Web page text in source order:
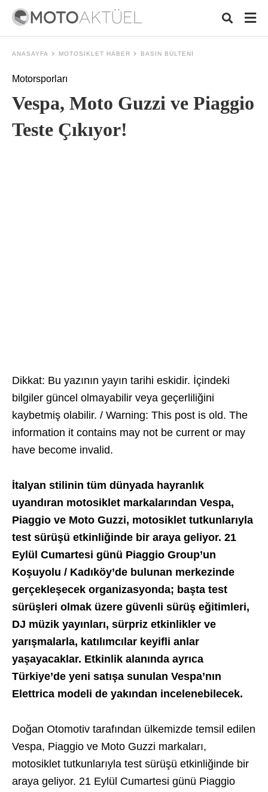
your
ANASAYFA MOTOSIKLET HABER BASIN BÜLTENI
Motorsporları
Vespa, Moto Guzzi ve Piaggio
Teste Çıkıyor!
Dikkat: Bu yazının yayın tarihi eskidir. İçindeki
bilgiler güncel olmayabilir veya geçerliliğini
kaybetmiş olabilir. / Warning: This post is old. The
information it contains may not be current or may
have become invalid.
İtalyan stilinin tüm dünyada hayranlık
uyandıran motosiklet markalarından Vespa,
Piaggio ve Moto Guzzi, motosiklet tutkunlarıyla
test sürüşü etkinliğinde bir araya geliyor. 21
Eylül Cumartesi günü Piaggio Group’un
Koşuyolu / Kadıköy’de bulunan merkezinde
gerçekleşecek organizasyonda; başta test
sürüşleri olmak üzere güvenli sürüş eğitimleri,
DJ müzik yayınları, sürpriz etkinlikler ve
yarışmalarla, katılımcılar keyifli anlar
yaşayacaklar. Etkinlik alanında ayrıca
Türkiye’de yeni satışa sunulan Vespa’nın
Elettrica modeli de yakından incelenebilecek.
Doğan Otomotiv tarafından ülkemizde temsil edilen
Vespa, Piaggio ve Moto Guzzi markaları,
motosiklet tutkunlarıyla test sürüşü etkinliğinde bir
araya geliyor. 21 Eylül Cumartesi günü Piaggio